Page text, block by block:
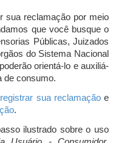
sua reclamação por meio
que você busque o
Públicas, Juizados
do Sistema Nacional
orientá-lo e auxiliá-
de consumo.
registrar sua reclamaçãoe
.
ilustrado sobre o uso